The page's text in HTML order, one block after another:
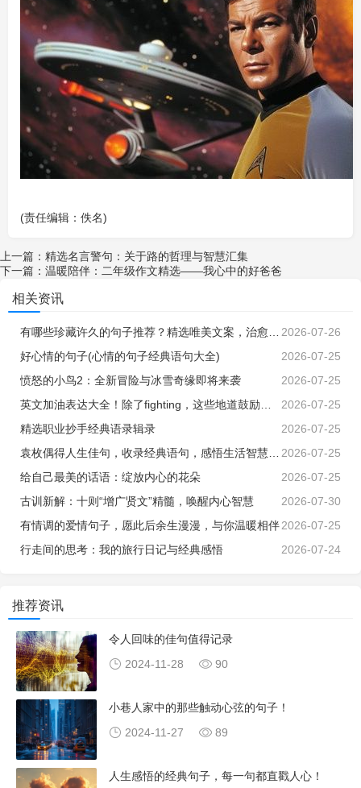
(责任编辑：佚名)
上一篇： 精选名言警句：关于路的哲理与智慧汇集
下一篇： 温暖陪伴：二年级作文精选——我心中的好爸爸
相关资讯
2026-07-26
2026-07-25
好心情的句子(心情的句子经典语句大全)
2026-07-25
愤怒的小鸟2：全新冒险与冰雪奇缘即将来袭
2026-07-25
2026-07-25
精选职业抄手经典语录辑录
2026-07-25
2026-07-25
给自己最美的话语：绽放内心的花朵
2026-07-30
古训新解：十则“增广贤文”精髓，唤醒内心智慧
2026-07-25
有情调的爱情句子，愿此后余生漫漫，与你温暖相伴
2026-07-24
行走间的思考：我的旅行日记与经典感悟
推荐资讯
令人回味的佳句值得记录
2024-11-28
90
小巷人家中的那些触动心弦的句子！
2024-11-27
89
人生感悟的经典句子，每一句都直戳人心！